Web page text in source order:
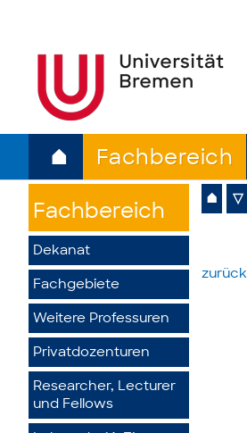
⌂ Fachbereich
Fachbereich
Dekanat
Fachgebiete
Weitere Professuren
Privatdozenturen
Researcher, Lecturer
und Fellows
⌂ ▽
zurück